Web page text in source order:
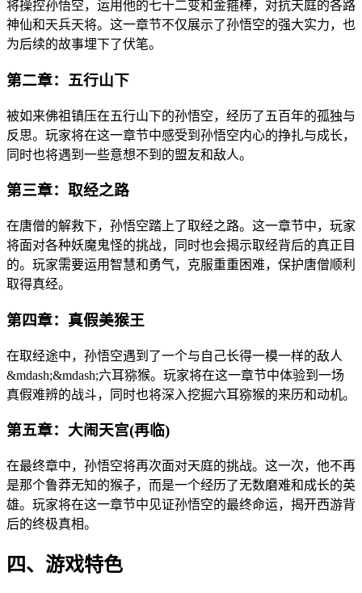
将操控孙悟空，运用他的七十二变和金箍棒，对抗天庭的各路
神仙和天兵天将。这一章节不仅展示了孙悟空的强大实力，也
为后续的故事埋下了伏笔。
第二章：五行山下
被如来佛祖镇压在五行山下的孙悟空，经历了五百年的孤独与
反思。玩家将在这一章节中感受到孙悟空内心的挣扎与成长，
同时也将遇到一些意想不到的盟友和敌人。
第三章：取经之路
在唐僧的解救下，孙悟空踏上了取经之路。这一章节中，玩家
将面对各种妖魔鬼怪的挑战，同时也会揭示取经背后的真正目
的。玩家需要运用智慧和勇气，克服重重困难，保护唐僧顺利
取得真经。
第四章：真假美猴王
在取经途中，孙悟空遇到了一个与自己长得一模一样的敌人
&mdash;&mdash;六耳猕猴。玩家将在这一章节中体验到一场
真假难辨的战斗，同时也将深入挖掘六耳猕猴的来历和动机。
第五章：大闹天宫(再临)
在最终章中，孙悟空将再次面对天庭的挑战。这一次，他不再
是那个鲁莽无知的猴子，而是一个经历了无数磨难和成长的英
雄。玩家将在这一章节中见证孙悟空的最终命运，揭开西游背
后的终极真相。
四、游戏特色